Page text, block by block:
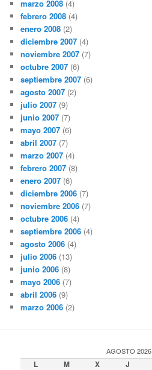
marzo 2008 (4)
febrero 2008 (4)
enero 2008 (2)
diciembre 2007 (4)
noviembre 2007 (7)
octubre 2007 (6)
septiembre 2007 (6)
agosto 2007 (2)
julio 2007 (9)
junio 2007 (7)
mayo 2007 (6)
abril 2007 (7)
marzo 2007 (4)
febrero 2007 (8)
enero 2007 (6)
diciembre 2006 (7)
noviembre 2006 (7)
octubre 2006 (4)
septiembre 2006 (4)
agosto 2006 (4)
julio 2006 (13)
junio 2006 (8)
mayo 2006 (7)
abril 2006 (9)
marzo 2006 (2)
AGOSTO 2026
L M X J